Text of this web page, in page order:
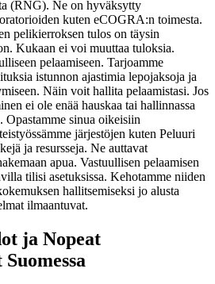
(RNG). Ne on hyväksytty
kuten eCOGRA:n toimesta.
pelikierroksen tulos on täysin
Kukaan ei voi muuttaa tuloksia.
pelaamiseen. Tarjoamme
istunnon ajastimia lepojaksoja ja
Näin voit hallita pelaamistasi. Jos
ei ole enää hauskaa tai hallinnassa
Opastamme sinua oikeisiin
järjestöjen kuten Peluuri
ja resursseja. Ne auttavat
apua. Vastuullisen pelaamisen
tilisi asetuksissa. Kehotamme niiden
hallitsemiseksi jo alusta
ilmaantuvat.
ja Nopeat